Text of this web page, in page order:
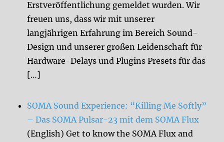
Erstveröffentlichung gemeldet wurden. Wir
freuen uns, dass wir mit unserer
langjährigen Erfahrung im Bereich Sound-
Design und unserer großen Leidenschaft für
Hardware-Delays und Plugins Presets für das
[…]
SOMA Sound Experience: “Killing Me Softly”
– Das SOMA Pulsar-23 mit dem SOMA Flux
(English) Get to know the SOMA Flux and